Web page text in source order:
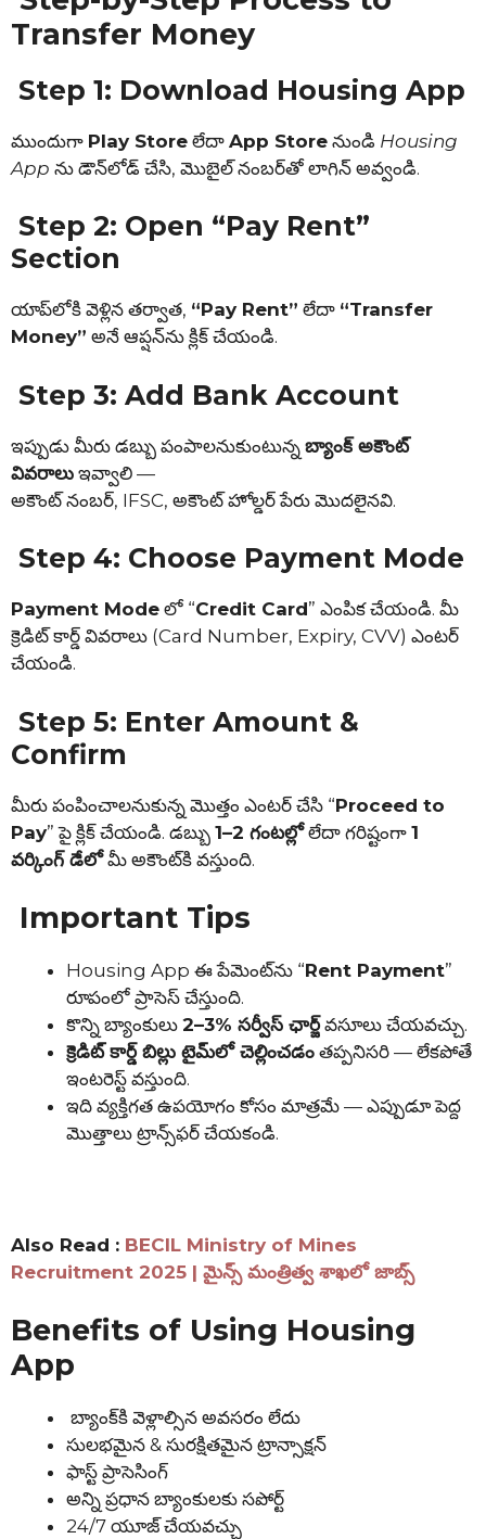
Transfer Money
Step 1: Download Housing App
ముందుగా Play Store లేదా App Store నుండి Housing
App ను డౌన్‌లోడ్ చేసి, మొబైల్ నంబర్‌తో లాగిన్ అవ్వండి.
Step 2: Open “Pay Rent”
Section
యాప్‌లోకి వెళ్లిన తర్వాత, “Pay Rent” లేదా “Transfer
Money” అనే ఆప్షన్‌ను క్లిక్ చేయండి.
Step 3: Add Bank Account
ఇప్పుడు మీరు డబ్బు పంపాలనుకుంటున్న బ్యాంక్ అకౌంట్
వివరాలు ఇవ్వాలి —
అకౌంట్ నంబర్, IFSC, అకౌంట్ హోల్డర్ పేరు మొదలైనవి.
Step 4: Choose Payment Mode
Payment Mode లో “Credit Card” ఎంపిక చేయండి. మీ
క్రెడిట్ కార్డ్ వివరాలు (Card Number, Expiry, CVV) ఎంటర్
చేయండి.
Step 5: Enter Amount &
Confirm
మీరు పంపించాలనుకున్న మొత్తం ఎంటర్ చేసి “Proceed to
Pay” పై క్లిక్ చేయండి. డబ్బు 1–2 గంటల్లోలేదా గరిష్టంగా 1
వర్కింగ్ డేలోమీ అకౌంట్‌కి వస్తుంది.
Important Tips
Housing App ఈ పేమెంట్‌ను “Rent Payment”
రూపంలో ప్రాసెస్ చేస్తుంది.
కొన్ని బ్యాంకులు 2–3% సర్వీస్ ఛార్జ్వసూలు చేయవచ్చు.
క్రెడిట్ కార్డ్ బిల్లు టైమ్‌లో చెల్లించడం తప్పనిసరి — లేకపోతే
ఇంటరెస్ట్ వస్తుంది.
ఇది వ్యక్తిగత ఉపయోగం కోసం మాత్రమే — ఎప్పుడూ పెద్ద
మొత్తాలు ట్రాన్స్‌ఫర్ చేయకండి.
Also Read : BECIL Ministry of Mines
Recruitment 2025 | మైన్స్ మంత్రిత్వ శాఖలో జాబ్స్
Benefits of Using Housing
App
బ్యాంక్‌కి వెళ్లాల్సిన అవసరం లేదు
సులభమైన & సురక్షితమైన ట్రాన్సాక్షన్
ఫాస్ట్ ప్రాసెసింగ్
అన్ని ప్రధాన బ్యాంకులకు సపోర్ట్
24/7 యూజ్ చేయవచ్చు